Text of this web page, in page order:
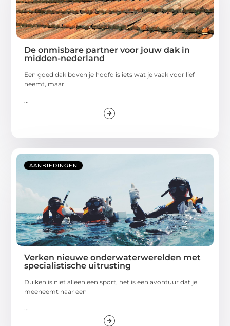
De onmisbare partner voor jouw dak in
midden-nederland
Een goed dak boven je hoofd is iets wat je vaak voor lief
neemt, maar
...
AANBIEDINGEN
Verken nieuwe onderwaterwerelden met
specialistische uitrusting
Duiken is niet alleen een sport, het is een avontuur dat je
meeneemt naar een
...